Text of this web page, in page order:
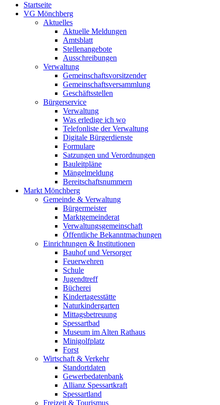
Startseite
VG Mönchberg
Aktuelles
Aktuelle Meldungen
Amtsblatt
Stellenangebote
Ausschreibungen
Verwaltung
Gemeinschaftsvorsitzender
Gemeinschaftsversammlung
Geschäftsstellen
Bürgerservice
Verwaltung
Was erledige ich wo
Telefonliste der Verwaltung
Digitale Bürgerdienste
Formulare
Satzungen und Verordnungen
Bauleitpläne
Mängelmeldung
Bereitschaftsnummern
Markt Mönchberg
Gemeinde & Verwaltung
Bürgermeister
Marktgemeinderat
Verwaltungsgemeinschaft
Öffentliche Bekanntmachungen
Einrichtungen & Institutionen
Bauhof und Versorger
Feuerwehren
Schule
Jugendtreff
Bücherei
Kindertagesstätte
Naturkindergarten
Mittagsbetreuung
Spessartbad
Museum im Alten Rathaus
Minigolfplatz
Forst
Wirtschaft & Verkehr
Standortdaten
Gewerbedatenbank
Allianz Spessartkraft
Spessartland
Freizeit & Tourismus